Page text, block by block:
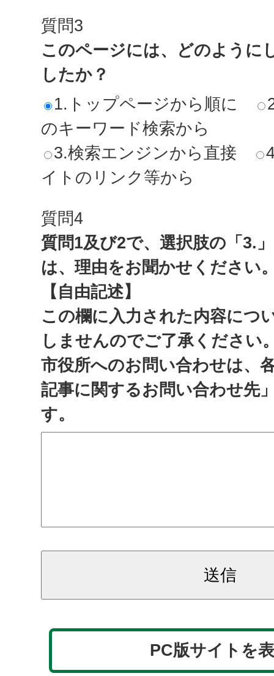
質問3
このページには、どのように
したか？
1.トップページから順に
のキーワード検索から
3.検索エンジンから直接
イトのリンク等から
質問4
質問1及び2で、選択肢の「3.
は、理由をお聞かせください
【自由記述】
この欄に入力された内容につ
しませんのでご了承ください
市役所へのお問い合わせは、
記事に関するお問い合わせ先
す。
PC版サイトを